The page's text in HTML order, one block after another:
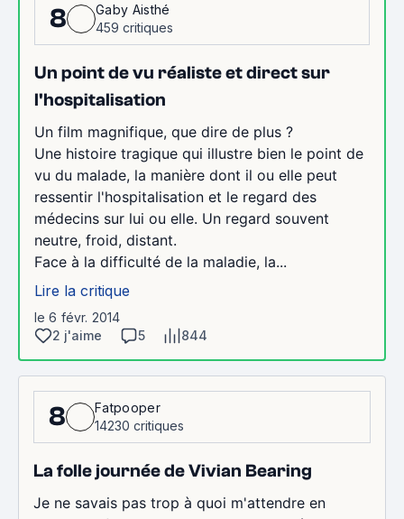
8
Gaby Aisthé
459 critiques
Un point de vu réaliste et direct sur
l'hospitalisation
Un film magnifique, que dire de plus ?
Une histoire tragique qui illustre bien le point de
vu du malade, la manière dont il ou elle peut
ressentir l'hospitalisation et le regard des
médecins sur lui ou elle. Un regard souvent
neutre, froid, distant.
Face à la difficulté de la maladie, la...
Lire la critique
le 6 févr. 2014
2 j'aime
5 844
8
Fatpooper
14230 critiques
La folle journée de Vivian Bearing
Je ne savais pas trop à quoi m'attendre en